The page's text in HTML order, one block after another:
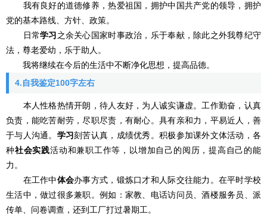
我有良好的道德修养，热爱祖国，拥护中国共产党的领导，拥护
党的基本路线、方针、政策。
日常学习之余关心国家时事政治，乐于奉献，除此之外我尊纪守
法，尊老爱幼，乐于助人。
我将继续在今后的生活中不断净化思想，提高品德。
4.自我鉴定100字左右
本人性格热情开朗，待人友好，为人诚实谦虚。工作勤奋，认真
负责，能吃苦耐劳，尽职尽责，有耐心。具有亲和力，平易近人，善
于与人沟通。 学习刻苦认真，成绩优秀。积极参加课外文体活动，各
种社会实践活动和兼职工作等，以增加自己的阅历，提高自己的能
力。
在工作中体会办事方式，锻炼口才和人际交往能力。在平时学校
生活中，做过很多兼职。例如：家教、电话访问员、酒楼服务员、派
传单、问卷调查，还到工厂打过暑期工。